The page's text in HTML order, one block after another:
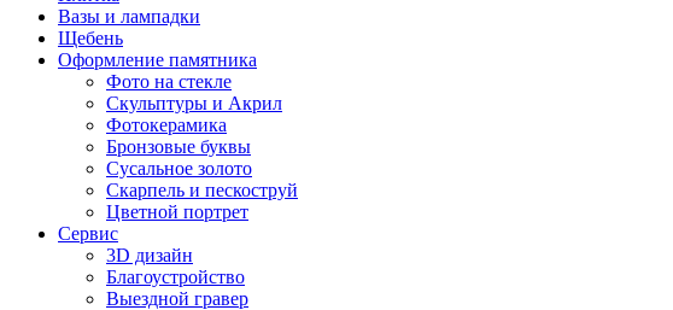
Вазы и лампадки
Щебень
Оформление памятника
Фото на стекле
Скульптуры и Акрил
Фотокерамика
Бронзовые буквы
Сусальное золото
Скарпель и пескоструй
Цветной портрет
Сервис
3D дизайн
Благоустройство
Выездной гравер